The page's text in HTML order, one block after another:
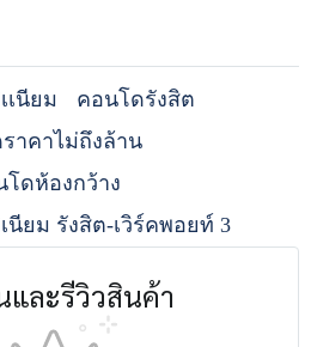
เนียม
คอนโดรังสิต
าคาไม่ถึงล้าน
โดห้องกว้าง
นียม รังสิต-เวิร์คพอยท์ 3
ละรีวิวสินค้า